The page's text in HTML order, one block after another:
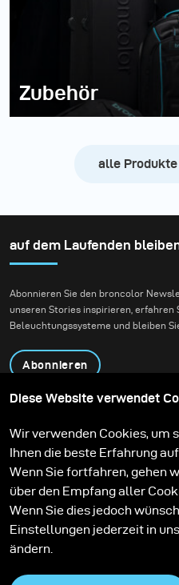
Zubehör
alle Produkte
auf dem Laufenden
Abonnieren Sie den broncolor
unseren Stories inspirieren, erfahren
Beleuchtungssysteme und bleiben
Abonnieren
Kontakt
Contribute to our blog
Support
Media Center
Diese Website verwendet
Wir verwenden Cookies, um
Ihnen die beste Erfahrung
Wenn Sie fortfahren, gehen
über den Empfang aller
Wenn Sie dies jedoch
Einstellungen jederzeit in
ändern.